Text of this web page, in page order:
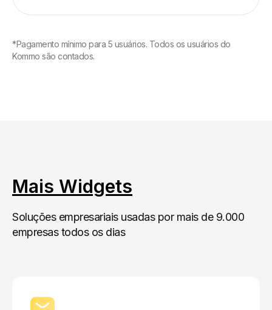
*Pagamento mínimo para 5 usuários. Todos os usuários do
Kommo são contados.
Mais Widgets
Soluções empresariais usadas por mais de 9.000
empresas todos os dias